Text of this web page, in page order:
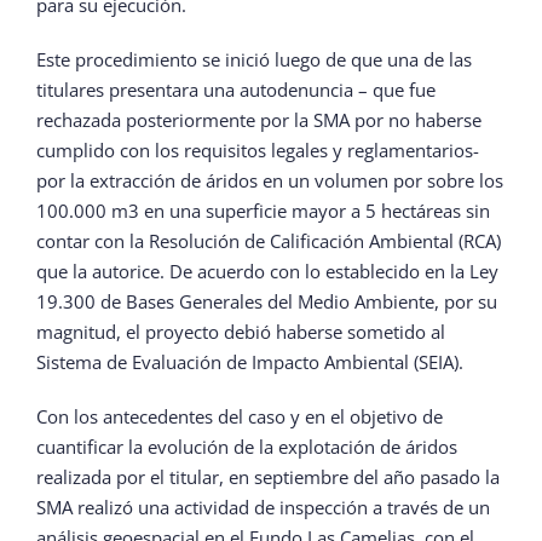
para su ejecución.
Este procedimiento se inició luego de que una de las
titulares presentara una autodenuncia – que fue
rechazada posteriormente por la SMA por no haberse
cumplido con los requisitos legales y reglamentarios-
por la extracción de áridos en un volumen por sobre los
100.000 m3 en una superficie mayor a 5 hectáreas sin
contar con la Resolución de Calificación Ambiental (RCA)
que la autorice. De acuerdo con lo establecido en la Ley
19.300 de Bases Generales del Medio Ambiente, por su
magnitud, el proyecto debió haberse sometido al
Sistema de Evaluación de Impacto Ambiental (SEIA).
Con los antecedentes del caso y en el objetivo de
cuantificar la evolución de la explotación de áridos
realizada por el titular, en septiembre del año pasado la
SMA realizó una actividad de inspección a través de un